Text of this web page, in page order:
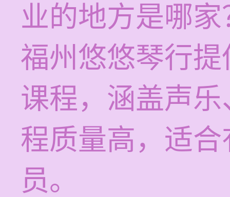
业的地方是哪家
福州悠悠琴行
课程，涵盖声
程质量高，适
员。